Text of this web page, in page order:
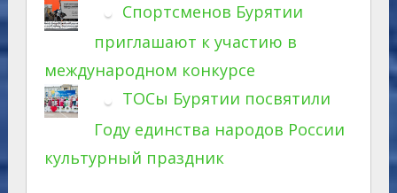
Спортсменов Бурятии
приглашают к участию в
международном конкурсе
ТОСы Бурятии посвятили
Году единства народов России
культурный праздник